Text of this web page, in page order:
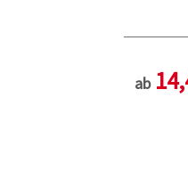
ab